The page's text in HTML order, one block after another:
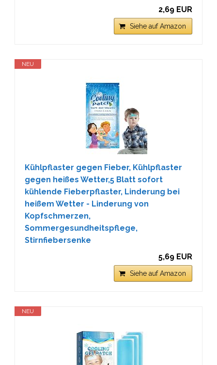
2,69 EUR
Siehe auf Amazon
NEU
Kühlpflaster gegen Fieber, Kühlpflaster
gegen heißes Wetter,5 Blatt sofort
kühlende Fieberpflaster, Linderung bei
heißem Wetter - Linderung von
Kopfschmerzen,
Sommergesundheitspflege,
Stirnfiebersenke
5,69 EUR
Siehe auf Amazon
NEU